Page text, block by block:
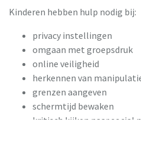
Kinderen hebben hulp nodig bij:
privacy instellingen
omgaan met groepsdruk
online veiligheid
herkennen van
grenzen aangeven
schermtijd bewaken
kritisch kijken naar social